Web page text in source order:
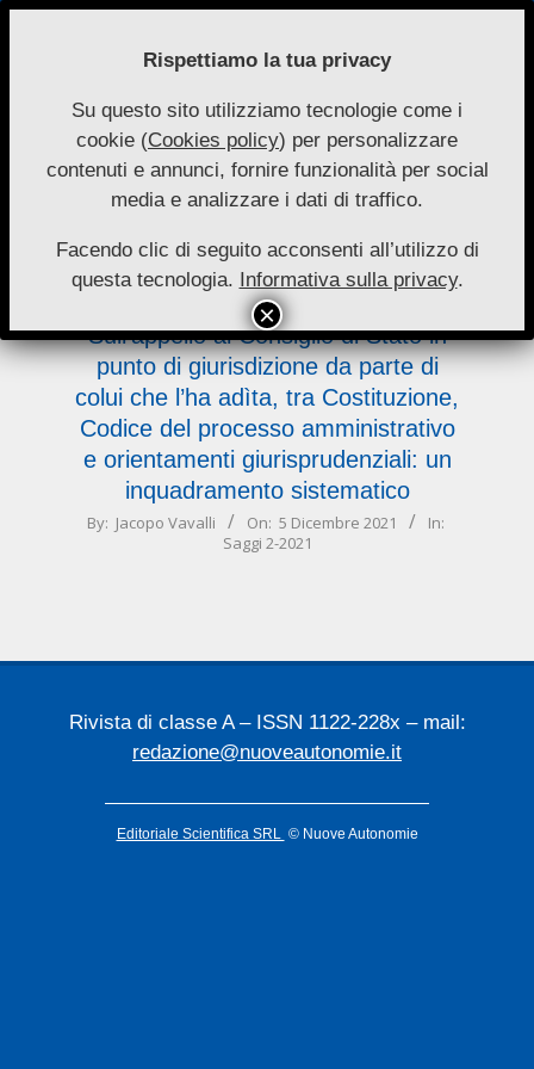
Skip
Nuove
Autonomie
Primary
Navigation
Menu
Sull’appello al Consiglio di Stato in
punto di giurisdizione da parte di
colui che l’ha adìta, tra Costituzione,
Codice del processo amministrativo
e orientamenti giurisprudenziali: un
inquadramento sistematico
2021-
By: Jacopo Vavalli On: 5 Dicembre 2021
In:
Saggi 2-2021
Rivista di classe A – ISSN 1122-228x – mail:
redazione@nuoveautonomie.it
Editoriale Scientifica SRL © Nuove Autonomie
Rispettiamo la tua privacy
Su questo sito utilizziamo tecnologie come i
cookie (Cookies policy) per personalizzare
contenuti e annunci, fornire funzionalità per social
media e analizzare i dati di traffico.
Facendo clic di seguito acconsenti all’utilizzo di
questa tecnologia. Informativa sulla privacy.